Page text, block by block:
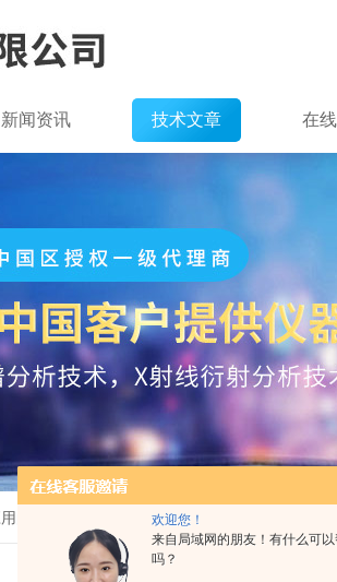
欢迎您！
来自局域网的朋友！有什么可
吗？
新闻资讯 技术文章 在
的技术特点